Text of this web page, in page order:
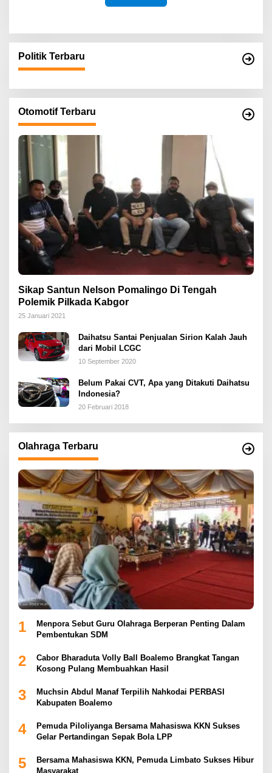
Politik Terbaru
Otomotif Terbaru
Sikap Santun Nelson Pomalingo Di Tengah
Polemik Pilkada Kabgor
25 Januari 2021
Daihatsu Santai Penjualan Sirion Kalah Jauh
dari Mobil LCGC
10 September 2020
Belum Pakai CVT, Apa yang Ditakuti Daihatsu
Indonesia?
20 Februari 2018
Olahraga Terbaru
1
Menpora Sebut Guru Olahraga Berperan Penting Dalam
Pembentukan SDM
2
Cabor Bharaduta Volly Ball Boalemo Brangkat Tangan
Kosong Pulang Membuahkan Hasil
3
Muchsin Abdul Manaf Terpilih Nahkodai PERBASI
Kabupaten Boalemo
4
Pemuda Piloliyanga Bersama Mahasiswa KKN Sukses
Gelar Pertandingan Sepak Bola LPP
5
Bersama Mahasiswa KKN, Pemuda Limbato Sukses Hibur
Masyarakat